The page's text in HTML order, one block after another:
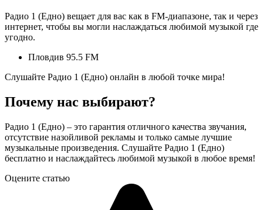
Радио 1 (Едно) вещает для вас как в FM-диапазоне, так и через
интернет, чтобы вы могли наслаждаться любимой музыкой где
угодно.
Пловдив 95.5 FM
Слушайте Радио 1 (Едно) онлайн в любой точке мира!
Почему нас выбирают?
Радио 1 (Едно) – это гарантия отличного качества звучания,
отсутствие назойливой рекламы и только самые лучшие
музыкальные произведения. Слушайте Радио 1 (Едно)
бесплатно и наслаждайтесь любимой музыкой в любое время!
Оцените статью